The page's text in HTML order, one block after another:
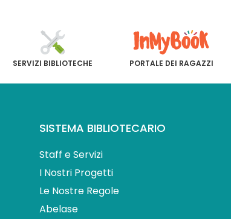
SERVIZI BIBLIOTECHE PORTALE DEI RAGAZZI
SISTEMA BIBLIOTECARIO
Staff e Servizi
I Nostri Progetti
Le Nostre Regole
Abelase